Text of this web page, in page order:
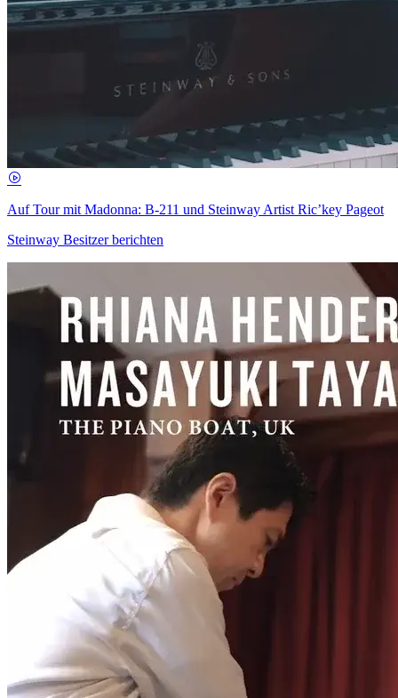
Auf Tour mit Madonna: B-211 und Steinway Artist Ric’key Pageot
Steinway Besitzer berichten